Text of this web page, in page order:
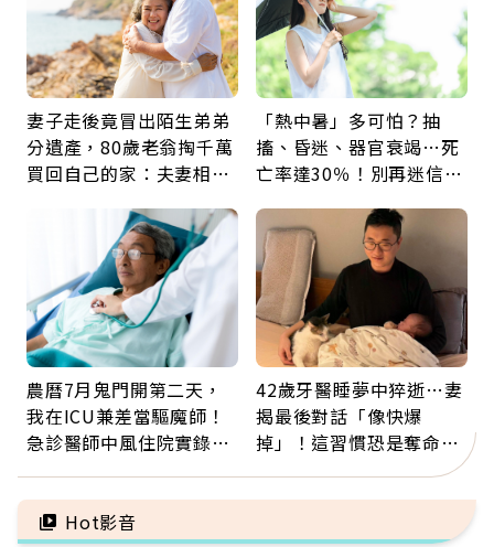
妻子走後竟冒出陌生弟弟
分遺產，80歲老翁掏千萬
買回自己的家：夫妻相守
「熱中暑」多可怕？抽
搐、昏迷、器官衰竭…死
亡率達30％！別再迷信
5招才能真救命
農曆7月鬼門開第二天，
我在ICU兼差當驅魔師！
急診醫師中風住院實錄：
42歲牙醫睡夢中猝逝…妻
揭最後對話「像快爆
掉」！這習慣恐是奪命原
因：沒有一份工作值得用
命交換
Hot影音